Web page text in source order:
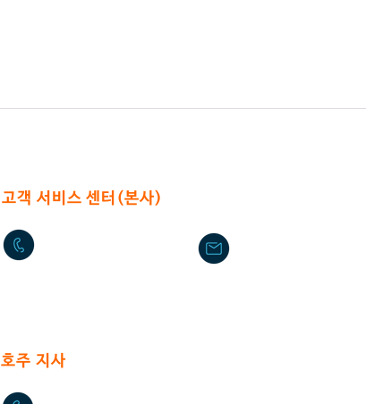
고객 서비스 센터(본사)
​호주 지사